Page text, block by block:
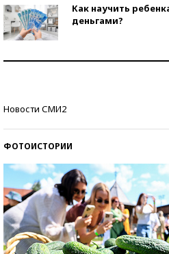
Как научить
деньгами?
Новости СМИ2
ФОТОИСТОРИИ